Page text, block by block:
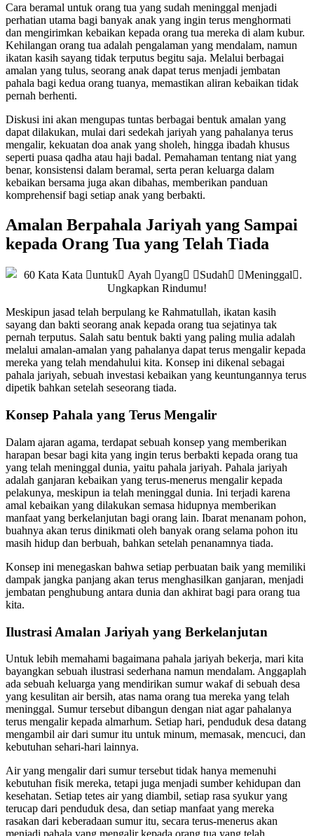
Cara beramal untuk orang tua yang sudah meninggal menjadi
perhatian utama bagi banyak anak yang ingin terus menghormati
dan mengirimkan kebaikan kepada orang tua mereka di alam kubur.
Kehilangan orang tua adalah pengalaman yang mendalam, namun
ikatan kasih sayang tidak terputus begitu saja. Melalui berbagai
amalan yang tulus, seorang anak dapat terus menjadi jembatan
pahala bagi kedua orang tuanya, memastikan aliran kebaikan tidak
pernah berhenti.
Diskusi ini akan mengupas tuntas berbagai bentuk amalan yang
dapat dilakukan, mulai dari sedekah jariyah yang pahalanya terus
mengalir, kekuatan doa anak yang sholeh, hingga ibadah khusus
seperti puasa qadha atau haji badal. Pemahaman tentang niat yang
benar, konsistensi dalam beramal, serta peran keluarga dalam
kebaikan bersama juga akan dibahas, memberikan panduan
komprehensif bagi setiap anak yang berbakti.
Amalan Berpahala Jariyah yang Sampai
kepada Orang Tua yang Telah Tiada
Meskipun jasad telah berpulang ke Rahmatullah, ikatan kasih
sayang dan bakti seorang anak kepada orang tua sejatinya tak
pernah terputus. Salah satu bentuk bakti yang paling mulia adalah
melalui amalan-amalan yang pahalanya dapat terus mengalir kepada
mereka yang telah mendahului kita. Konsep ini dikenal sebagai
pahala jariyah, sebuah investasi kebaikan yang keuntungannya terus
dipetik bahkan setelah seseorang tiada.
Konsep Pahala yang Terus Mengalir
Dalam ajaran agama, terdapat sebuah konsep yang memberikan
harapan besar bagi kita yang ingin terus berbakti kepada orang tua
yang telah meninggal dunia, yaitu pahala jariyah. Pahala jariyah
adalah ganjaran kebaikan yang terus-menerus mengalir kepada
pelakunya, meskipun ia telah meninggal dunia. Ini terjadi karena
amal kebaikan yang dilakukan semasa hidupnya memberikan
manfaat yang berkelanjutan bagi orang lain. Ibarat menanam pohon,
buahnya akan terus dinikmati oleh banyak orang selama pohon itu
masih hidup dan berbuah, bahkan setelah penanamnya tiada.
Konsep ini menegaskan bahwa setiap perbuatan baik yang memiliki
dampak jangka panjang akan terus menghasilkan ganjaran, menjadi
jembatan penghubung antara dunia dan akhirat bagi para orang tua
kita.
Ilustrasi Amalan Jariyah yang Berkelanjutan
Untuk lebih memahami bagaimana pahala jariyah bekerja, mari kita
bayangkan sebuah ilustrasi sederhana namun mendalam. Anggaplah
ada sebuah keluarga yang mendirikan sumur wakaf di sebuah desa
yang kesulitan air bersih, atas nama orang tua mereka yang telah
meninggal. Sumur tersebut dibangun dengan niat agar pahalanya
terus mengalir kepada almarhum. Setiap hari, penduduk desa datang
mengambil air dari sumur itu untuk minum, memasak, mencuci, dan
kebutuhan sehari-hari lainnya.
Air yang mengalir dari sumur tersebut tidak hanya memenuhi
kebutuhan fisik mereka, tetapi juga menjadi sumber kehidupan dan
kesehatan. Setiap tetes air yang diambil, setiap rasa syukur yang
terucap dari penduduk desa, dan setiap manfaat yang mereka
rasakan dari keberadaan sumur itu, secara terus-menerus akan